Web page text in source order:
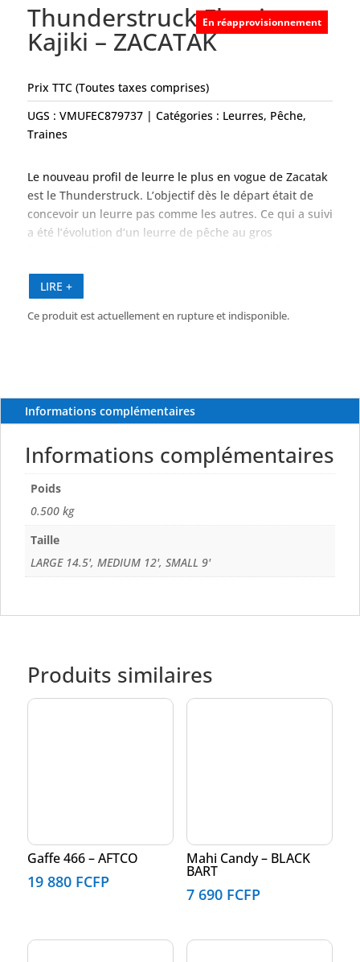
Thunderstruck Flaming
Kajiki – ZACATAK
En réapprovisionnement
Prix TTC (Toutes taxes comprises)
UGS : VMUFEC879737 Catégories : Leurres, Pêche,
Traines
Le nouveau profil de leurre le plus en vogue de Zacatak
est le Thunderstruck. L’objectif dès le départ était de
concevoir un leurre pas comme les autres. Ce qui a suivi
a été l’évolution d’un leurre de pêche au gros
Leurre visuel distinctif, le Thunderstruck est
extrêmement irrégulier en action. Il respire et fume
LIRE +
Ce produit est actuellement en rupture et indisponible.
Informations complémentaires
Informations complémentaires
Poids
0.500 kg
Taille
LARGE 14.5', MEDIUM 12', SMALL 9'
Produits similaires
Gaffe 466 – AFTCO
19 880 FCFP
Mahi Candy – BLACK
BART
7 690 FCFP